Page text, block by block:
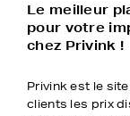
Le meilleur
pour votre
chez Privink !
Privink est le
clients les prix